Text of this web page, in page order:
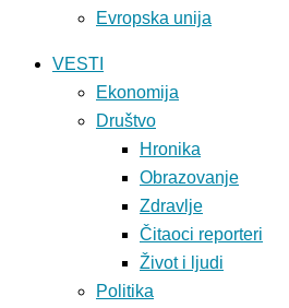
Evropska unija
VESTI
Ekonomija
Društvo
Hronika
Obrazovanje
Zdravlje
Čitaoci reporteri
Život i ljudi
Politika